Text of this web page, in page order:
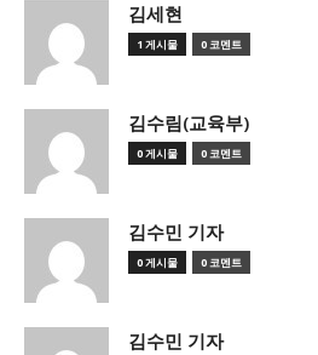
김세현
1 게시물 0 코멘트
김수림(교육부)
0 게시물 0 코멘트
김수민 기자
0 게시물 0 코멘트
김수민 기자